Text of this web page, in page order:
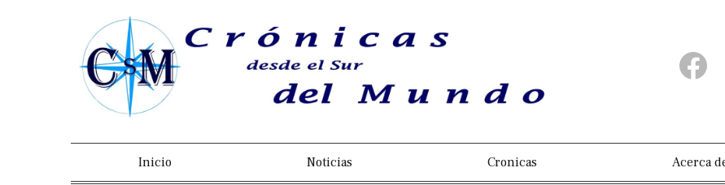
Inicio Noticias Cronicas Acerca